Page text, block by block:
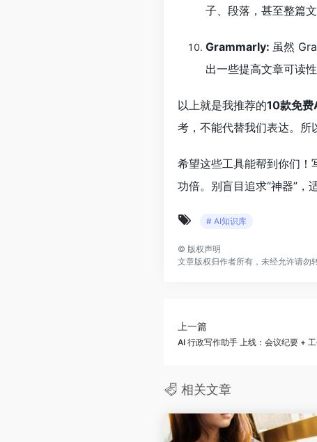
子、段落，甚至整篇
Grammarly: 虽然
出一些提高文章可读
以上就是我推荐的10款免费
考，不能代替我们表达。所
希望这些工具能帮到你们！
功倍。别盲目追求“神器”，
# AI知识库
© 版权声明
文章版权归作者所有，未经允许请勿转
上一篇
AI 行政写作助手 上线：会议纪要 +
相关文章